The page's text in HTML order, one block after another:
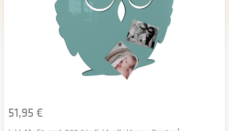
51,95 €